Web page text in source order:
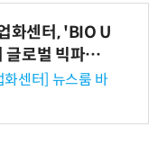
화센터, 'BIO U
로벌 빅파마
미팅 지원…K
출 교두보 확
화센터] 뉴스룸 바